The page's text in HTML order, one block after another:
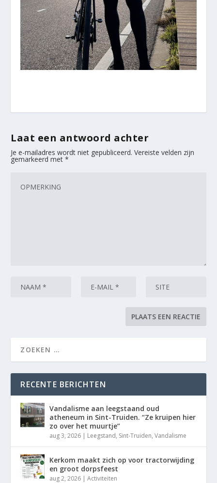
Laat een antwoord achter
Je e-mailadres wordt niet gepubliceerd. Vereiste velden zijn
gemarkeerd met*
RECENTE BERICHTEN
Vandalisme aan leegstaand oud
atheneum in Sint-Truiden. “Ze kruipen hier
zo over het muurtje”
aug 3, 2026 | Leegstand, Sint-Truiden,Vandalisme
Kerkom maakt zich op voor tractorwijding
en groot dorpsfeest
aug 2, 2026 |Activiteiten